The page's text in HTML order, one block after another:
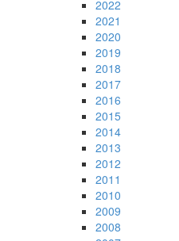
2022
2021
2020
2019
2018
2017
2016
2015
2014
2013
2012
2011
2010
2009
2008